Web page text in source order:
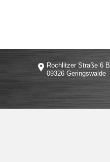
Rochlitzer Straße 6 B
09326 Geringswalde